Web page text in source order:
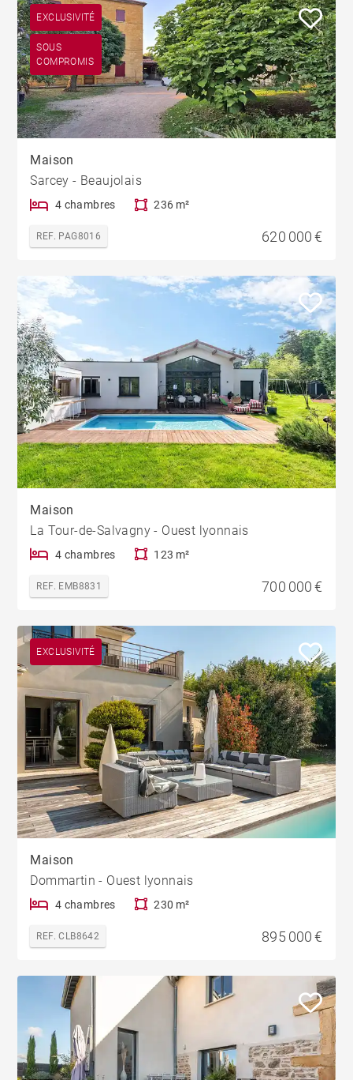
EXCLUSIVITÉ
SOUS
COMPROMIS
Maison
Sarcey - Beaujolais
4 chambres 236 m²
REF. PAG8016 620 000 €
Maison
La Tour-de-Salvagny - Ouest lyonnais
4 chambres 123 m²
REF. EMB8831 700 000 €
EXCLUSIVITÉ
Maison
Dommartin - Ouest lyonnais
4 chambres 230 m²
REF. CLB8642 895 000 €